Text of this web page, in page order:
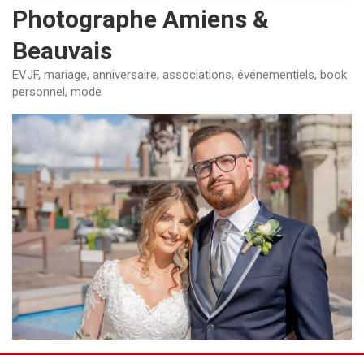
Photographe Amiens &
Beauvais
EVJF, mariage, anniversaire, associations, événementiels, book
personnel, mode